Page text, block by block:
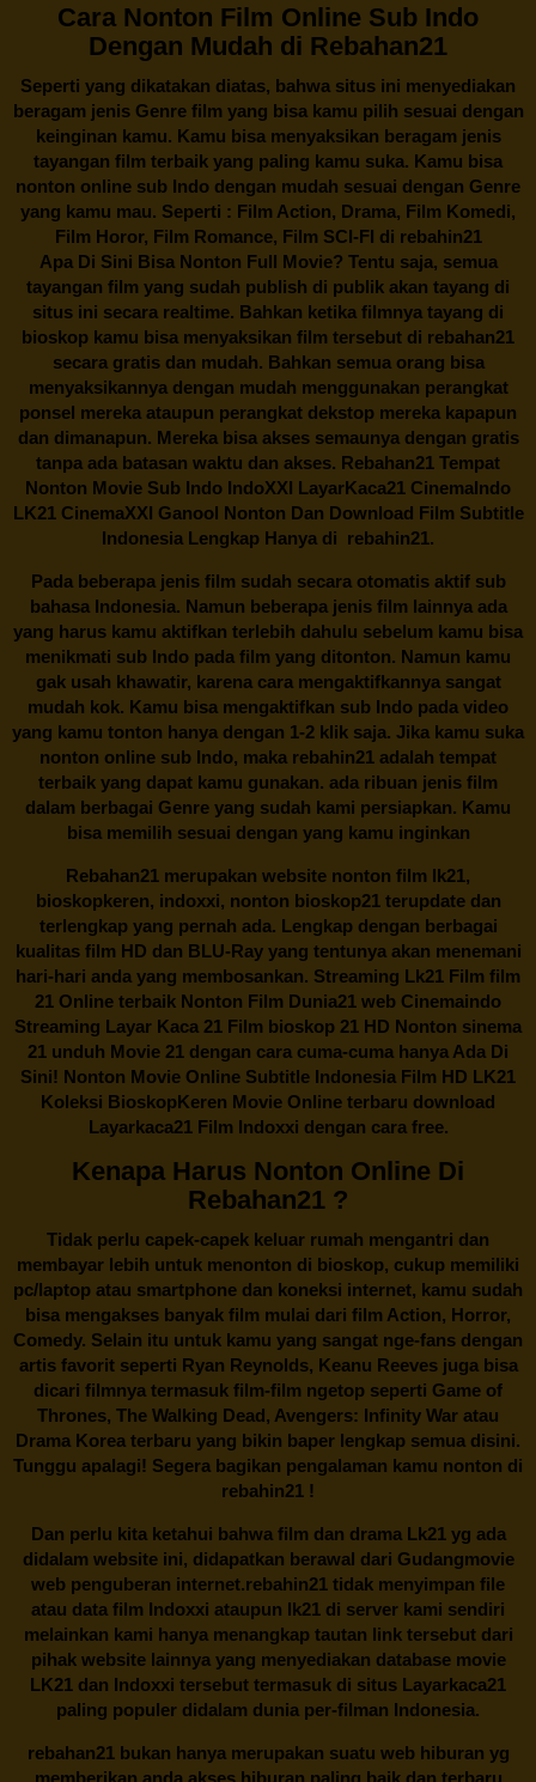
Cara Nonton Film Online Sub Indo
Dengan Mudah di Rebahan21
Seperti yang dikatakan diatas, bahwa situs ini menyediakan
beragam jenis Genre film yang bisa kamu pilih sesuai dengan
keinginan kamu. Kamu bisa menyaksikan beragam jenis
tayangan film terbaik yang paling kamu suka. Kamu bisa
nonton online sub Indo dengan mudah sesuai dengan Genre
yang kamu mau. Seperti : Film Action, Drama, Film Komedi,
Film Horor, Film Romance, Film SCI-FI di rebahin21
Apa Di Sini Bisa Nonton Full Movie? Tentu saja, semua
tayangan film yang sudah publish di publik akan tayang di
situs ini secara realtime. Bahkan ketika filmnya tayang di
bioskop kamu bisa menyaksikan film tersebut di rebahan21
secara gratis dan mudah. Bahkan semua orang bisa
menyaksikannya dengan mudah menggunakan perangkat
ponsel mereka ataupun perangkat dekstop mereka kapapun
dan dimanapun. Mereka bisa akses semaunya dengan gratis
tanpa ada batasan waktu dan akses. Rebahan21 Tempat
Nonton Movie Sub Indo IndoXXI LayarKaca21 CinemaIndo
LK21 CinemaXXI Ganool Nonton Dan Download Film Subtitle
Indonesia Lengkap Hanya di rebahin21.
Pada beberapa jenis film sudah secara otomatis aktif sub
bahasa Indonesia. Namun beberapa jenis film lainnya ada
yang harus kamu aktifkan terlebih dahulu sebelum kamu bisa
menikmati sub Indo pada film yang ditonton. Namun kamu
gak usah khawatir, karena cara mengaktifkannya sangat
mudah kok. Kamu bisa mengaktifkan sub Indo pada video
yang kamu tonton hanya dengan 1-2 klik saja. Jika kamu suka
nonton online sub Indo, maka rebahin21 adalah tempat
terbaik yang dapat kamu gunakan. ada ribuan jenis film
dalam berbagai Genre yang sudah kami persiapkan. Kamu
bisa memilih sesuai dengan yang kamu inginkan
Rebahan21 merupakan website nonton film lk21,
bioskopkeren, indoxxi, nonton bioskop21 terupdate dan
terlengkap yang pernah ada. Lengkap dengan berbagai
kualitas film HD dan BLU-Ray yang tentunya akan menemani
hari-hari anda yang membosankan. Streaming Lk21 Film film
21 Online terbaik Nonton Film Dunia21 web Cinemaindo
Streaming Layar Kaca 21 Film bioskop 21 HD Nonton sinema
21 unduh Movie 21 dengan cara cuma-cuma hanya Ada Di
Sini! Nonton Movie Online Subtitle Indonesia Film HD LK21
Koleksi BioskopKeren Movie Online terbaru download
Layarkaca21 Film Indoxxi dengan cara free.
Kenapa Harus Nonton Online Di
Rebahan21 ?
Tidak perlu capek-capek keluar rumah mengantri dan
membayar lebih untuk menonton di bioskop, cukup memiliki
pc/laptop atau smartphone dan koneksi internet, kamu sudah
bisa mengakses banyak film mulai dari film Action, Horror,
Comedy. Selain itu untuk kamu yang sangat nge-fans dengan
artis favorit seperti Ryan Reynolds, Keanu Reeves juga bisa
dicari filmnya termasuk film-film ngetop seperti Game of
Thrones, The Walking Dead, Avengers: Infinity War atau
Drama Korea terbaru yang bikin baper lengkap semua disini.
Tunggu apalagi! Segera bagikan pengalaman kamu nonton di
rebahin21 !
Dan perlu kita ketahui bahwa film dan dramaLk21yg ada
didalam website ini, didapatkan berawal dari Gudangmovie
web penguberan internet.rebahin21 tidak menyimpan file
atau data film Indoxxi ataupun lk21 di server kami sendiri
melainkan kami hanya menangkap tautan link tersebut dari
pihak website lainnya yang menyediakan database movie
LK21 dan Indoxxi tersebut termasuk di situs Layarkaca21
paling populer didalam dunia per-filman Indonesia.
rebahan21bukan hanya merupakan suatu web hiburan yg
memberikan anda akses hiburan paling baik dan terbaru